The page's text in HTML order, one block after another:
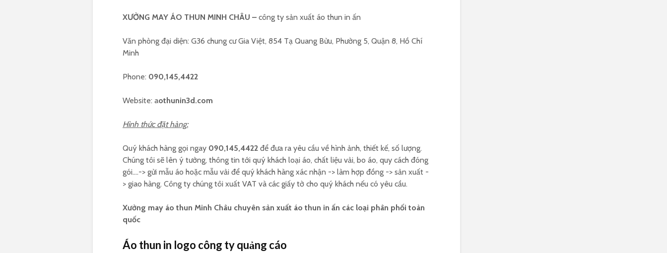
XƯỞNG MAY ÁO THUN MINH CHÂU – công ty sản xuất áo thun in ấn
Văn phòng đại diện: G36 chung cư Gia Việt, 854 Tạ Quang Bửu, Phường 5, Quận 8, Hồ Chí
Minh
Phone: 090,145,4422
Website: aothunin3d.com
Hình thức đặt hàng:
Quý khách hàng gọi ngay 090,145,4422 để đưa ra yêu cầu về hình ảnh, thiết kế, số lượng.
Chúng tôi sẽ lên ý tưởng, thông tin tới quý khách loại áo, chất liệu vải, bo áo, quy cách đóng
gói….-> gửi mẫu áo hoặc mẫu vải để quý khách hàng xác nhận -> làm hợp đồng -> sản xuất -
> giao hàng. Công ty chúng tôi xuất VAT và các giấy tờ cho quý khách nếu có yêu cầu.
Xưởng may áo thun Minh Châu chuyên sản xuất áo thun in ấn các loại phân phối toàn
quốc
Áo thun in logo công ty quảng cáo